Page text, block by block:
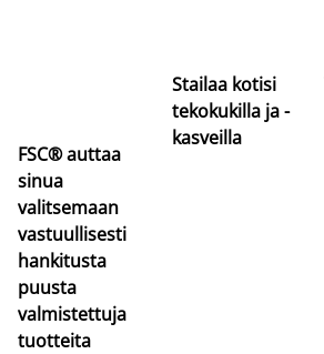
FSC® auttaa
sinua
valitsemaan
vastuullisesti
hankitusta
puusta
valmistettuja
tuotteita
Stailaa kotisi
tekokukilla ja -
kasveilla